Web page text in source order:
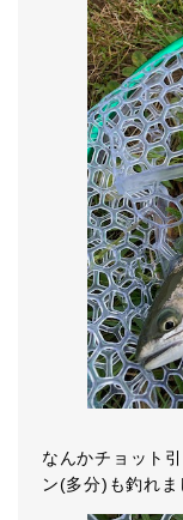
なんかチョット
ン(多分)も釣れ